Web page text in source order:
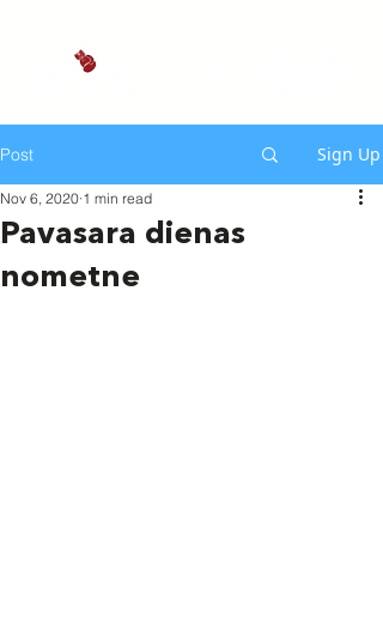
Post Sign Up
Pavasara dienas
nometne
Nov 6, 2020 1 min read